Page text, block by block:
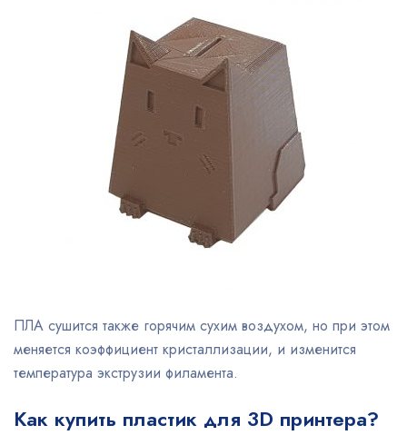
ПЛА сушится также горячим сухим воздухом, но при этом
меняется коэффициент кристаллизации, и изменится
температура экструзии филамента.
Как купить пластик для 3D принтера?